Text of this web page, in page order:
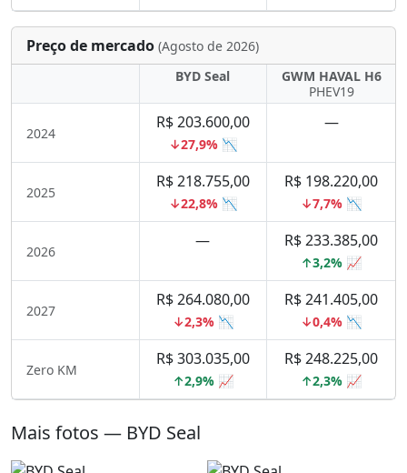
Preço de mercado (Agosto de 2026)
BYD Seal
GWM HAVAL H6
PHEV19
2024
R$ 203.600,00
↓27,9% 📉
—
2025
R$ 218.755,00
↓22,8% 📉
R$ 198.220,00
↓7,7% 📉
2026
— R$ 233.385,00
↑3,2% 📈
2027
R$ 264.080,00
↓2,3% 📉
R$ 241.405,00
↓0,4% 📉
Zero KM
R$ 303.035,00
↑2,9% 📈
R$ 248.225,00
↑2,3% 📈
Mais fotos — BYD Seal